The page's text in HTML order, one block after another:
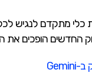
הופכת כלי מתקדם